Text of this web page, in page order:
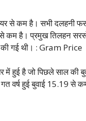
से कम है। सभी दलहनी
से कम है। प्रमुख तिलहन
की गई थी। : Gram Price
हुई है जो पिछले साल की
वर्ष हुई बुवाई 15.19 से